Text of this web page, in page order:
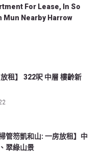
For Lease, In So
Mun Nearby Harrow
放租】 322呎 中層 樓齡新
管笏凱和山: 一房放租】中
翠綠山景